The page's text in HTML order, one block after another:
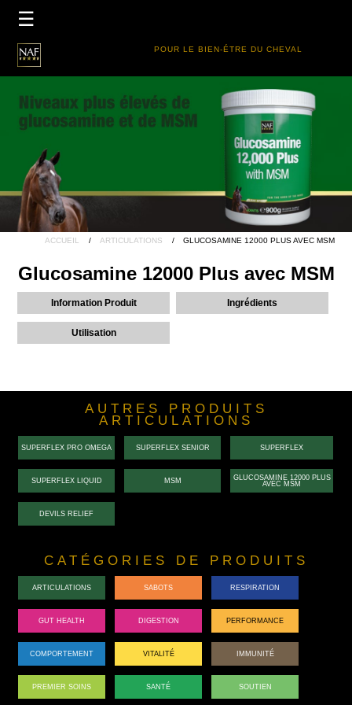
×
PRODUITS
GUIDE DES PRODUITS
REVENDEURS
FIVE STAR CLUB
☰
POUR LE BIEN-ÉTRE DU CHEVAL
ACCUEIL ARTICULATIONS GLUCOSAMINE 12000 PLUS AVEC MSM
Glucosamine 12000 Plus avec MSM
Information Produit Ingrédients
Utilisation
AUTRES PRODUITS
ARTICULATIONS
SUPERFLEX PRO OMEGA SUPERFLEX SENIOR SUPERFLEX
SUPERFLEX LIQUID MSM
GLUCOSAMINE 12000 PLUS
AVEC MSM
DEVILS RELIEF
CATÉGORIES DE PRODUITS
ARTICULATIONS SABOTS RESPIRATION
GUT HEALTH DIGESTION PERFORMANCE
COMPORTEMENT VITALITÉ IMMUNITÉ
PREMIER SOINS SANTÉ SOUTIEN